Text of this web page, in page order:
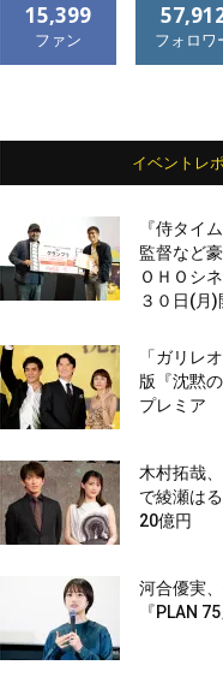
15,399
ファン フォロワ
イベントレ
『侍タイ
監督など
ＯＨＯシ
３０日(月)
「ガリレ
版『沈黙
プレミア
木村拓哉
で綾瀬は
20億円
河合優実
『PLAN 75